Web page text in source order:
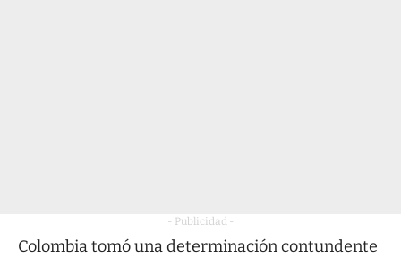
- Publicidad -
Colombia tomó una determinación contundente